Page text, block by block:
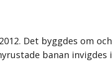
Det byggdes om
banan